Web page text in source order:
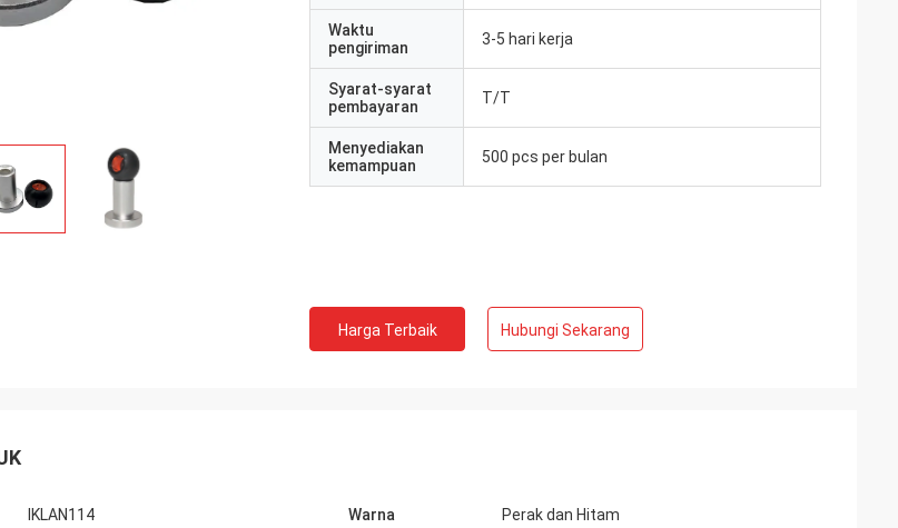
Waktu
pengiriman
3-5 hari kerja
Syarat-syarat
pembayaran
T/T
Menyediakan
kemampuan
500 pcs per bulan
Harga Terbaik Hubungi Sekarang
IKLAN114 Warna Perak dan Hitam